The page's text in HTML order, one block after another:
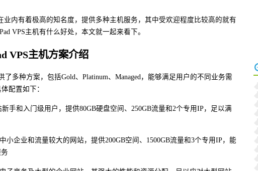
业内有着极高的知名度，提供多种主机服务，其中受欢迎程度比较高的就有
VPS主机有什么好处，本文就一起来看下。
VPS主机方案介绍
了多种方案，包括Gold、Platinum、Managed，能够满足用户的不同业务需
配置如下：
手和入门级用户，提供80GB硬盘空间、250GB流量和2个专用IP，足以满
小企业和流量较大的网站，提供200GB空间、1500GB流量和3个专用IP，能